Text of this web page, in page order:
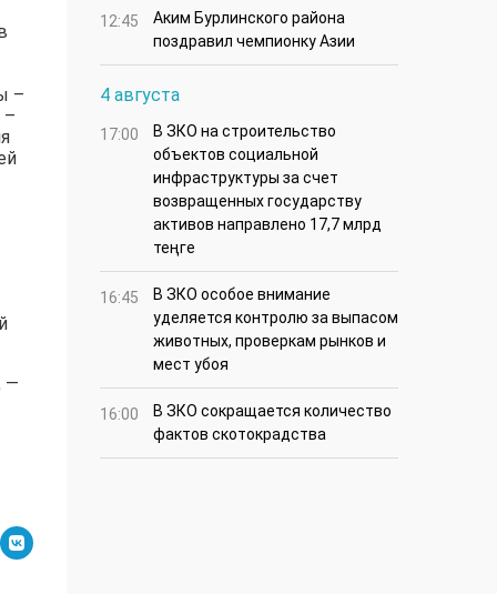
–
–
—
12:45
Аким Бурлинского района
поздравил чемпионку Азии
4 августа
17:00
В ЗКО на строительство
объектов социальной
инфраструктуры за счет
возвращенных государству
активов направлено 17,7 млрд
теңге
16:45
В ЗКО особое внимание
уделяется контролю за выпасом
животных, проверкам рынков и
мест убоя
16:00
В ЗКО сокращается количество
фактов скотокрадства